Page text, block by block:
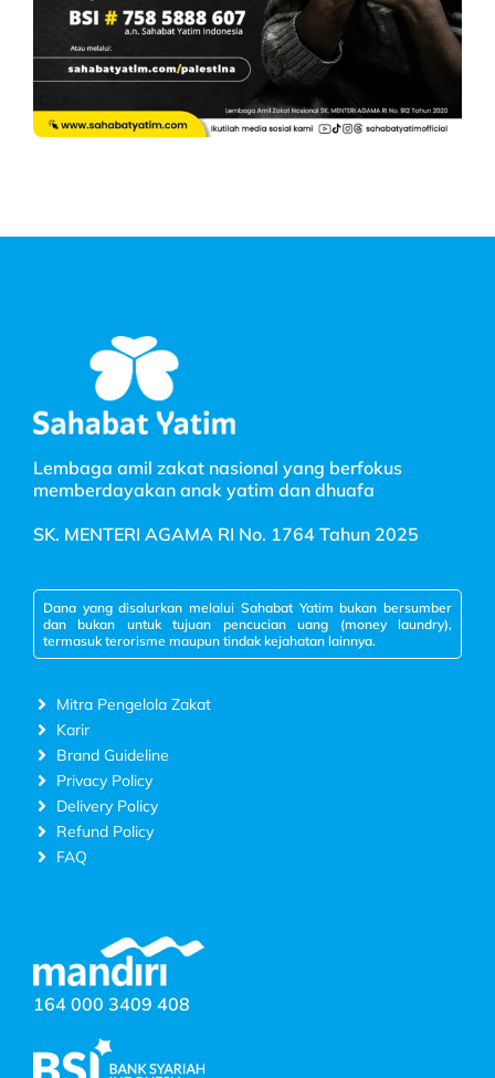
Lembaga amil zakat nasional yang berfokus
memberdayakan anak yatim dan dhuafa
SK. MENTERI AGAMA RI No. 1764 Tahun 2025
Dana yang disalurkan melalui Sahabat Yatim bukan bersumber
dan bukan untuk tujuan pencucian uang (money laundry),
termasuk terorisme maupun tindak kejahatan lainnya.
Mitra Pengelola Zakat
Karir
Brand Guideline
Privacy Policy
Delivery Policy
Refund Policy
FAQ
164 000 3409 408